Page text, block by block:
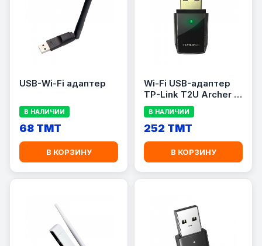
USB-Wi-Fi адаптер
В НАЛИЧИИ
68 TMT
В КОРЗИНУ
Wi-Fi USB-адаптер
TP-Link T2U Archer /
AC600
В НАЛИЧИИ
252 TMT
В КОРЗИНУ